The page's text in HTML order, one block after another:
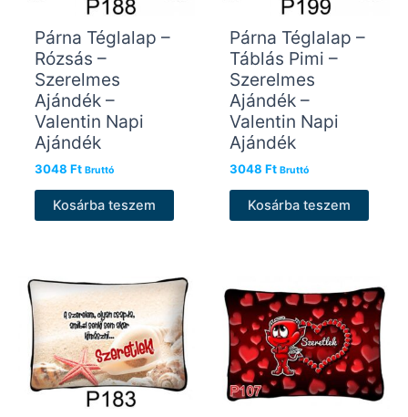
Párna Téglalap –
Rózsás –
Szerelmes
Ajándék –
Valentin Napi
Ajándék
3048 Ft Bruttó
Kosárba teszem
Párna Téglalap –
Táblás Pimi –
Szerelmes
Ajándék –
Valentin Napi
Ajándék
3048 Ft Bruttó
Kosárba teszem